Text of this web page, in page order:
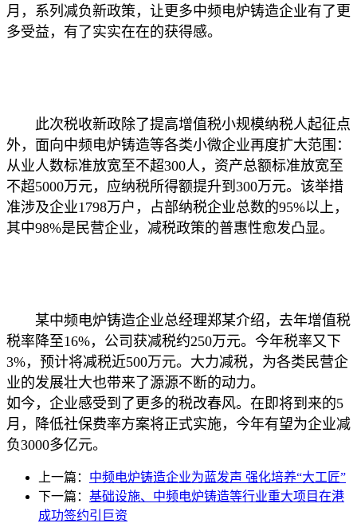
月，系列减负新政策，让更多中频电炉铸造企业有了更
多受益，有了实实在在的获得感。
此次税收新政除了提高增值税小规模纳税人起征点
外，面向中频电炉铸造等各类小微企业再度扩大范围：
从业人数标准放宽至不超300人，资产总额标准放宽至
不超5000万元，应纳税所得额提升到300万元。该举措
准涉及企业1798万户，占部纳税企业总数的95%以上，
其中98%是民营企业，减税政策的普惠性愈发凸显。
某中频电炉铸造企业总经理郑某介绍，去年增值税
税率降至16%，公司获减税约250万元。今年税率又下
3%，预计将减税近500万元。大力减税，为各类民营企
业的发展壮大也带来了源源不断的动力。
如今，企业感受到了更多的税改春风。在即将到来的5
月，降低社保费率方案将正式实施，今年有望为企业减
负3000多亿元。
上一篇： 中频电炉铸造企业为蓝发声 强化培养“大工匠”
下一篇： 基础设施、中频电炉铸造等行业重大项目在港
成功签约引巨资